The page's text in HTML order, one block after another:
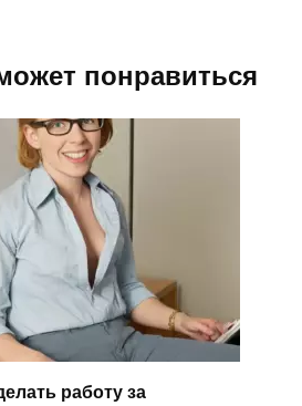
понравиться
работу за